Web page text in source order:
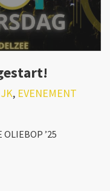
, EVENEMENT
’25